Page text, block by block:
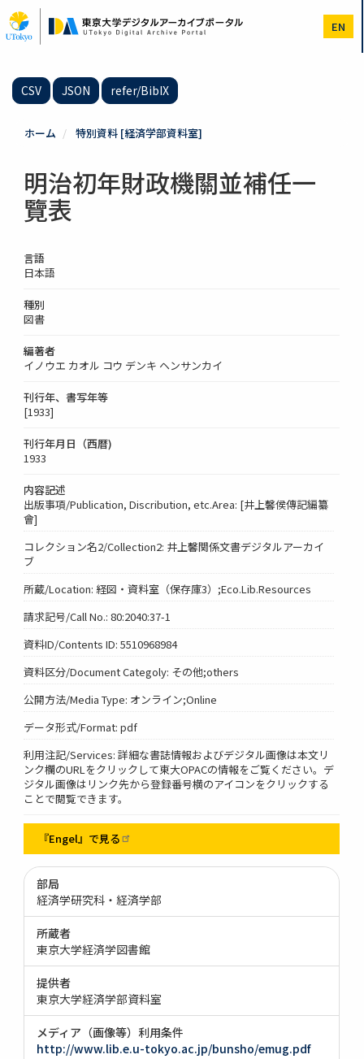
イ
ン
EN
CSV JSON refer/BibIX
ホーム 特別資料 [経済学部資料室]
明治初年財政機關並補任一
覽表
言語
日本語
種別
図書
編著者
イノウエ カオル コウ デンキ ヘンサンカイ
刊行年、書写年等
[1933]
刊行年月日（西暦)
1933
内容記述
出版事項/Publication, Discribution, etc.Area: [井上馨侯傳記編纂
會]
コレクション名2/Collection2: 井上馨関係文書デジタルアーカイ
ブ
所蔵/Location: 経図・資料室（保存庫3）;Eco.Lib.Resources
請求記号/Call No.: 80:2040:37-1
資料ID/Contents ID: 5510968984
資料区分/Document Categoly: その他;others
公開方法/Media Type: オンライン;Online
データ形式/Format: pdf
利用注記/Services: 詳細な書誌情報およびデジタル画像は本文リ
ンク欄のURLをクリックして東大OPACの情報をご覧ください。デ
ジタル画像はリンク先から登録番号横のアイコンをクリックする
ことで閲覧できます。
『Engel』で見る
部局
経済学研究科・経済学部
所蔵者
東京大学経済学図書館
提供者
東京大学経済学部資料室
メディア（画像等）利用条件
http://www.lib.e.u-tokyo.ac.jp/bunsho/emug.pdf